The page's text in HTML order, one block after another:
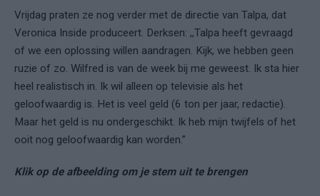
Vrijdag praten ze nog verder met de directie van Talpa, dat
Veronica Inside produceert. Derksen: ,,Talpa heeft gevraagd
of we een oplossing willen aandragen. Kijk, we hebben geen
ruzie of zo. Wilfred is van de week bij me geweest. Ik sta hier
heel realistisch in. Ik wil alleen op televisie als het
geloofwaardig is. Het is veel geld (6 ton per jaar, redactie).
Maar het geld is nu ondergeschikt. Ik heb mijn twijfels of het
ooit nog geloofwaardig kan worden.”
Klik op de afbeelding om je stem uit te brengen